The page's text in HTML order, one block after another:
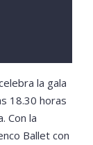
la gala
18.30 horas
Con la
Ballet con